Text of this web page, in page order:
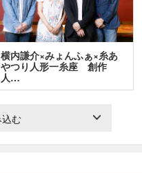
横内謙介×みょんふぁ×糸あ
やつり人形一糸座 創作
人…
む